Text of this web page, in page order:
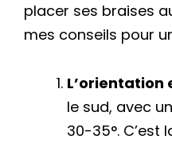
placer ses braises
mes conseils pour
le sud, avec
30-35°. C’est